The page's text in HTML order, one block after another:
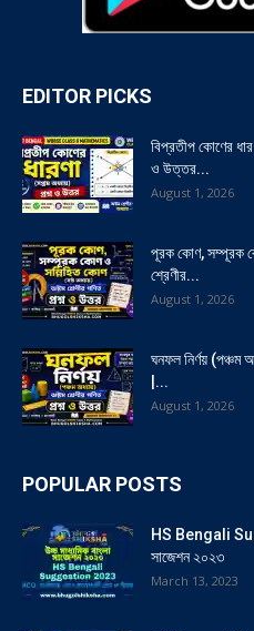
EDITOR PICKS
বিপ্রতীপ কোণের
ও উত্তর...
August 1, 2026
পূরক কোণ, সম্পূরক
শ্রেণীর...
August 1, 2026
ঘনফল নির্ণয় (পঞ্চম
|...
August 1, 2026
POPULAR POSTS
HS Bengali
সাজেশন ২০২৩
March 13, 2023